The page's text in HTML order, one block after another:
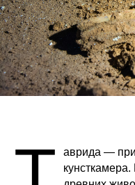
аврида —